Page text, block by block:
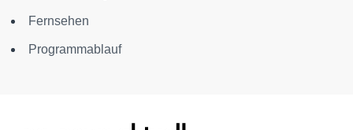
Fernsehen
Programmablauf